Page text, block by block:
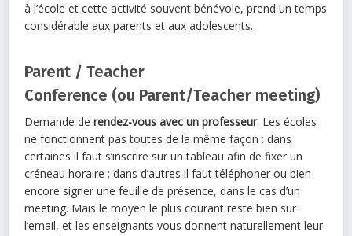
à l’école et cette activité souvent bénévole, prend un temps
considérable aux parents et aux adolescents.
Parent / Teacher
Conference (ou Parent/Teacher meeting)
Demande derendez-vous avec un professeur. Les écoles
ne fonctionnent pas toutes de la même façon : dans
certaines il faut s’inscrire sur un tableau afin de fixer un
créneau horaire ; dans d’autres il faut téléphoner ou bien
encore signer une feuille de présence, dans le cas d’un
meeting. Mais le moyen le plus courant reste bien sur
l’email, et les enseignants vous donnent naturellement leur